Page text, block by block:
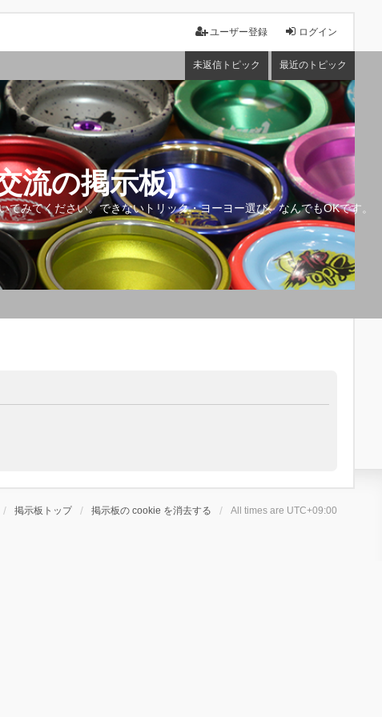
ログイン
ユーザー登録
未返信トピック 最近のトピック
流の掲示板)
みてください。できないトリック・ヨーヨー選び、なんでもOKです。
掲示板トップ 掲示板の cookie を消去する All times are UTC+09:00